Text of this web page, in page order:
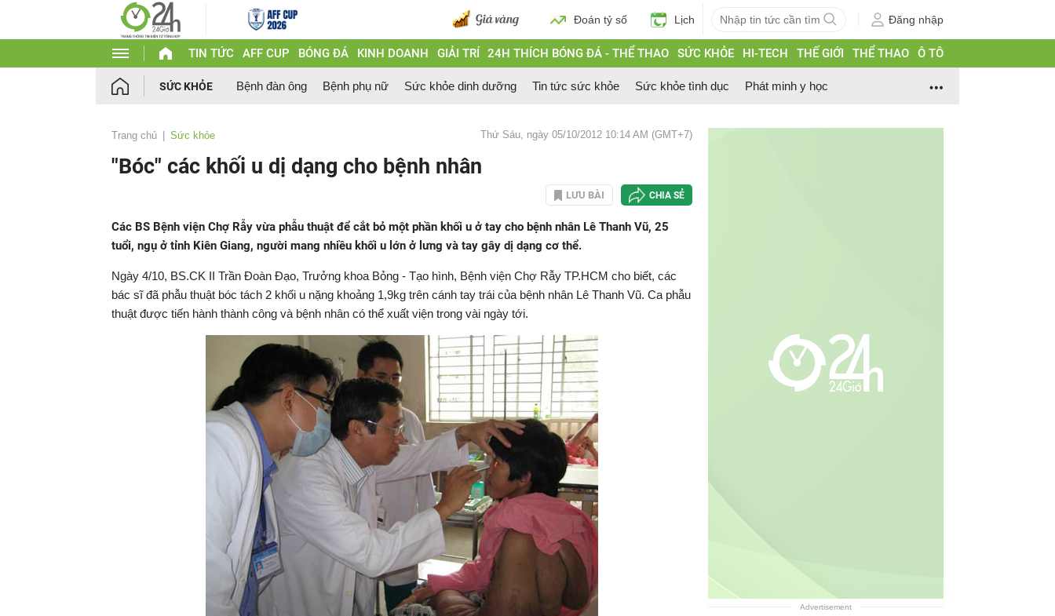
Đoán tỷ số Lịch Đăng nhập
TIN TỨC AFF CUP BÓNG ĐÁ KINH DOANH GIẢI TRÍ 24H THÍCH BÓNG ĐÁ - THỂ THAO SỨC KHỎE HI-TECH THẾ GIỚI THỂ THAO Ô TÔ
SỨC KHỎE Bệnh đàn ông Bệnh phụ nữ Sức khỏe dinh dưỡng Tin tức sức khỏe Sức khỏe tình dục Phát minh y học
Trang chủ Sức khỏe Thứ Sáu, ngày 05/10/2012 10:14 AM (GMT+7)
"Bóc" các khối u dị dạng cho bệnh nhân
LƯU BÀI CHIA SẺ
Các BS Bệnh viện Chợ Rẫy vừa phẫu thuật để cắt bỏ một phần khối u ở tay cho bệnh nhân Lê Thanh Vũ, 25
tuổi, ngụ ở tỉnh Kiên Giang, người mang nhiều khối u lớn ở lưng và tay gây dị dạng cơ thể.
Ngày 4/10, BS.CK II Trần Đoàn Đạo, Trưởng khoa Bỏng - Tạo hình, Bệnh viện Chợ Rẫy TP.HCM cho biết, các
bác sĩ đã phẫu thuật bóc tách 2 khối u nặng khoảng 1,9kg trên cánh tay trái của bệnh nhân Lê Thanh Vũ. Ca phẫu
thuật được tiến hành thành công và bệnh nhân có thể xuất viện trong vài ngày tới.
Advertisement